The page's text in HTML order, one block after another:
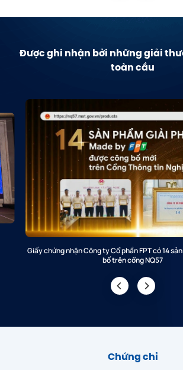
Được ghi nhận bởi những giải
toàn cầu
Giấy chứng nhận Công ty Cổ phần FPT có 14
bố trên cổng NQ57
Chứng chỉ